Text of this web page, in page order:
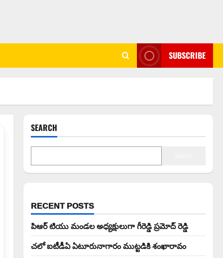
SUBSCRIBE
SEARCH
RECENT POSTS
పిఆర్ టియు మండల అధ్యక్షులుగా గీరెడ్డి ప్రమోద్ రెడ్డి
చలో ఐటీడీఏ ఏటూరునాగారం ముట్టడికి శంఖారావం